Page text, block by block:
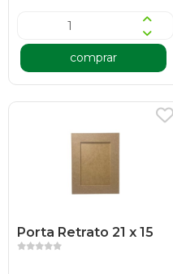
comprar
Porta Retrato 21 x 15